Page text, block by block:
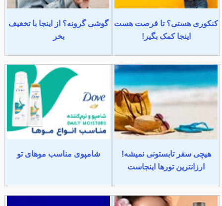
کنکوری هستی؟ تا فرصت هست
اینجا کمک بگیر!
گوشی گرونه؟ از اینجا با تخغیف
بخر
هیچی سفر تابستونی نمیشه!
ارزانترین تورها اینجاست
شامپوی مناسب موهای تو